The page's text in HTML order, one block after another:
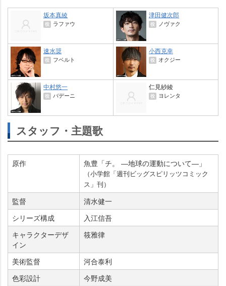
坂本真綾
役 ラファウ
津田健次郎
役 ノヴァク
速水奨
役 フベルト
小西克幸
役 オクジー
中村悠一
役 バデーニ
仁見紗綾
役 ヨレンタ
スタッフ・主題歌
原作 魚豊「チ。 ―地球の運動について―」
（小学館「週刊ビッグスピリッツコミック
ス」刊）
監督
清水健一
シリーズ構成
入江信吾
キャラクターデザ
イン
筱雅律
美術監督
河合泰利
色彩設計
今野成美